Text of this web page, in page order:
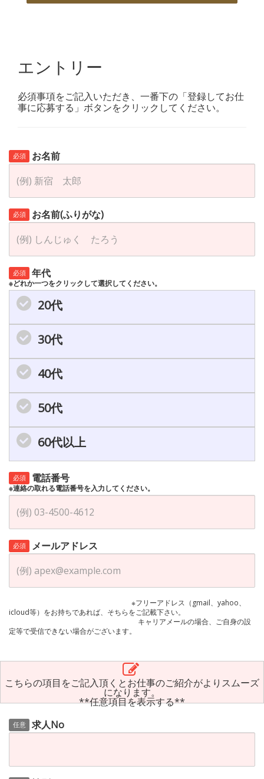
エントリー
必須事項をご記入いただき、一番下の「登録してお仕
事に応募する」ボタンをクリックしてください。
必須 お名前
必須 お名前(ふりがな)
必須 年代
※どれか一つをクリックして選択してください。
20代
30代
40代
50代
60代以上
必須 電話番号
※連絡の取れる電話番号を入力してください。
必須 メールアドレス
※フリーアドレス（gmail、yahoo、
icloud等）をお持ちであれば、そちらをご記載下さい。
キャリアメールの場合、ご自身の設
定等で受信できない場合がございます。
こちらの項目をご記入頂くとお仕事のご紹介がよりスムーズ
になります。
**任意項目を表示する**
任意 求人No